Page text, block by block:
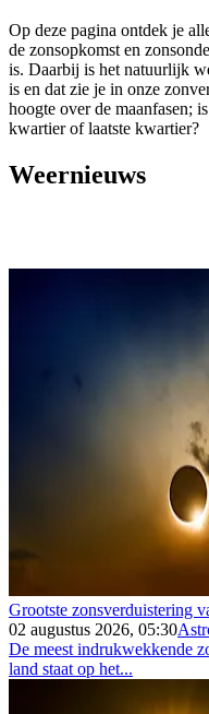
Op deze pagina ontdek je
de zonsopkomst en
is. Daarbij is het natuurlijk
is en dat zie je in onze
hoogte over de maanfasen;
kwartier of laatste kwartier?
Weernieuws
Grootste zonsverduistering
02 augustus 2026, 05:30
De meest indrukwekkende
land staat op het...